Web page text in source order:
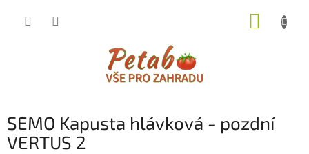
SEMO Kapusta hlávková - pozdní
VERTUS 2